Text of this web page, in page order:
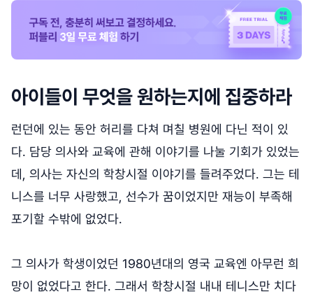
아이들이 무엇을 원하는지에 집중하라
런던에 있는 동안 허리를 다쳐 며칠 병원에 다닌 적이 있
다. 담당 의사와 교육에 관해 이야기를 나눌 기회가 있었는
데, 의사는 자신의 학창시절 이야기를 들려주었다. 그는 테
니스를 너무 사랑했고, 선수가 꿈이었지만 재능이 부족해
포기할 수밖에 없었다.
그 의사가 학생이었던 1980년대의 영국 교육엔 아무런 희
망이 없었다고 한다. 그래서 학창시절 내내 테니스만 치다